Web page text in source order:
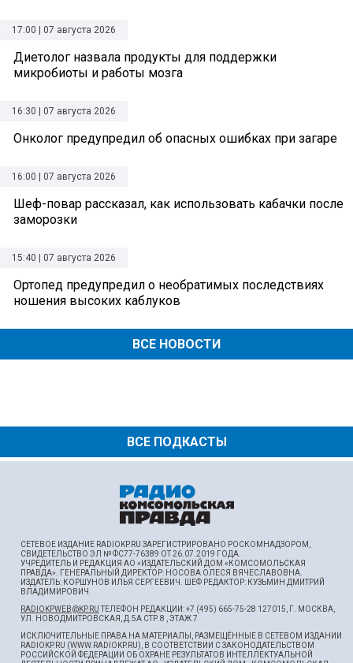
ВСЕ ПОДКАСТЫ
17:00 | 07 августа 2026
Диетолог назвала продукты для поддержки
микробиоты и работы мозга
16:30 | 07 августа 2026
Онколог предупредил об опасных ошибках при загаре
16:00 | 07 августа 2026
Шеф-повар рассказал, как использовать кабачки после
заморозки
15:40 | 07 августа 2026
Ортопед предупредил о необратимых последствиях
ношения высоких каблуков
ВСЕ НОВОСТИ
СЕТЕВОЕ ИЗДАНИЕ RADIOKP.RU ЗАРЕГИСТРИРОВАНО РОСКОМНАДЗОРОМ,
СВИДЕТЕЛЬСТВО ЭЛ № ФС77-76389 ОТ 26.07.2019 ГОДА.
УЧРЕДИТЕЛЬ И РЕДАКЦИЯ АО «ИЗДАТЕЛЬСКИЙ ДОМ «КОМСОМОЛЬСКАЯ
ПРАВДА». ГЕНЕРАЛЬНЫЙ ДИРЕКТОР: НОСОВА ОЛЕСЯ ВЯЧЕСЛАВОВНА.
ИЗДАТЕЛЬ: КОРШУНОВ ИЛЬЯ СЕРГЕЕВИЧ. ШEФ РЕДАКТОР: КУЗЬМИН ДМИТРИЙ
ВЛАДИМИРОВИЧ.
RADIOKPWEB@KP.RUТЕЛЕФОН РЕДАКЦИИ: +7 (495) 665-75-28 127015, Г. МОСКВА,
УЛ. НОВОДМИТРОВСКАЯ, Д.5А СТР.8 , ЭТАЖ 7
ИСКЛЮЧИТЕЛЬНЫЕ ПРАВА НА МАТЕРИАЛЫ, РАЗМЕЩЁННЫЕ В СЕТЕВОМ ИЗДАНИИ
RADIOKP.RU (WWW.RADIOKP.RU), В СООТВЕТСТВИИ С ЗАКОНОДАТЕЛЬСТВОМ
РОССИЙСКОЙ ФЕДЕРАЦИИ ОБ ОХРАНЕ РЕЗУЛЬТАТОВ ИНТЕЛЛЕКТУАЛЬНОЙ